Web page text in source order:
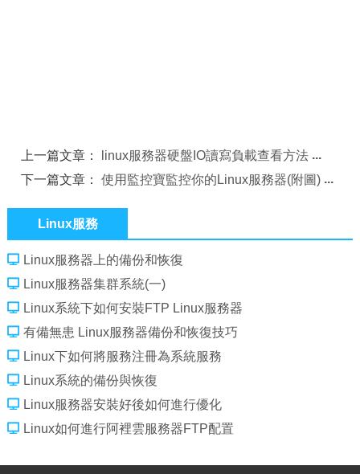
上一篇文章：
linux服務器硬盤IO讀寫負載查看方法
下一篇文章：使用監控寶監控你的Linux服務器(附圖)
Linux服務
Linux服務器上的備份和恢復
Linux服務器集群系統(一)
Linux系統下如何安裝FTP Linux服務器
有備無患 Linux服務器備份和恢復技巧
Linux下如何將服務注冊為系統服務
Linux系統的備份與恢復
Linux服務器安裝好後如何進行優化
Linux如何進行阿裡雲服務器FTP配置